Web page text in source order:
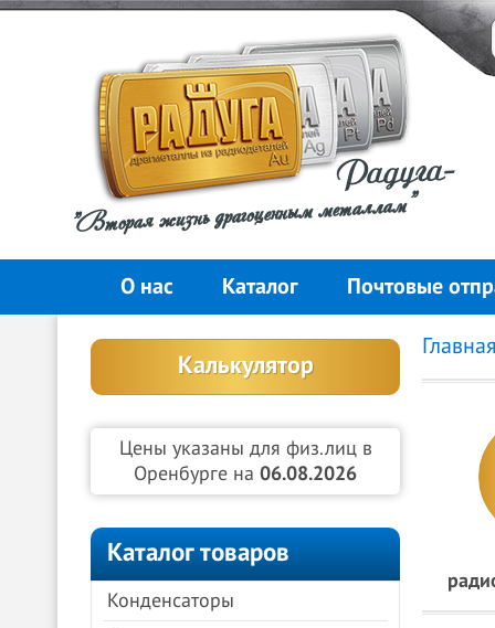
Радуга-
"Вторая жизнь драгоценным металлам"
О нас Каталог Почтовые
Калькулятор
Цены указаны для физ.лиц в
Оренбурге на 06.08.2026
Каталог товаров
Конденсаторы
Главная